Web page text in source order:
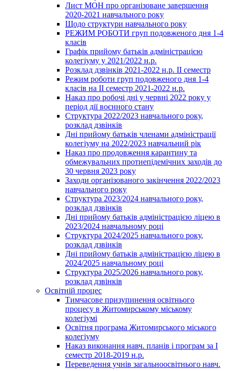
Лист МОН про організоване завершення
2020-2021 навчального року
Щодо структури навчального року
РЕЖИМ РОБОТИ груп подовженого дня 1-4
класів
Графік прийому батьків адміністрацією
колегіуму у 2021/2022 н.р.
Розклад дзвінків 2021-2022 н.р. ІІ семестр
Режим роботи груп подовженого дня 1-4
класів на ІІ семестр 2021-2022 н.р.
Наказ про робочі дні у червні 2022 року у
період дії воєнного стану
Структура 2022/2023 навчального року,
розклад дзвінків
Дні прийому батьків членами адміністрації
колегіуму на 2022/2023 навчальний рік
Наказ про продовження карантину та
обмежувальних протиепідемічних заходів до
30 червня 2023 року
Заходи організованого закінчення 2022/2023
навчального року
Структура 2023/2024 навчального року,
розклад дзвінків
Дні прийому батьків адміністрацією ліцею в
2023/2024 навчальному році
Структура 2024/2025 навчального року,
розклад дзвінків
Дні прийому батьків адміністрацією ліцею в
2024/2025 навчальному році
Структура 2025/2026 навчального року,
розклад дзвінків
Освітній процес
Тимчасове призупинення освітнього
процесу в Житомирському міському
колегіумі
Освітня програма Житомирського міського
колегіуму
Наказ виконання навч. планів і програм за І
семестр 2018-2019 н.р.
Переведення учнів загальноосвітнього навч.